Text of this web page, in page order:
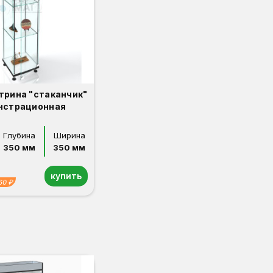
"стаканчик"
Глубина
350 мм
Ширина
350 мм
₽
купить